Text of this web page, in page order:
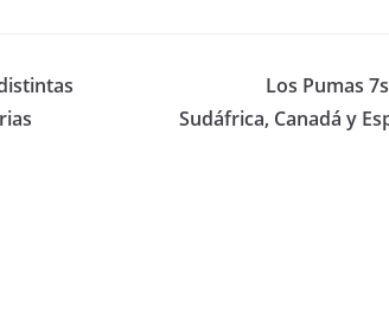
Los Pumas
Sudáfrica, Canadá y